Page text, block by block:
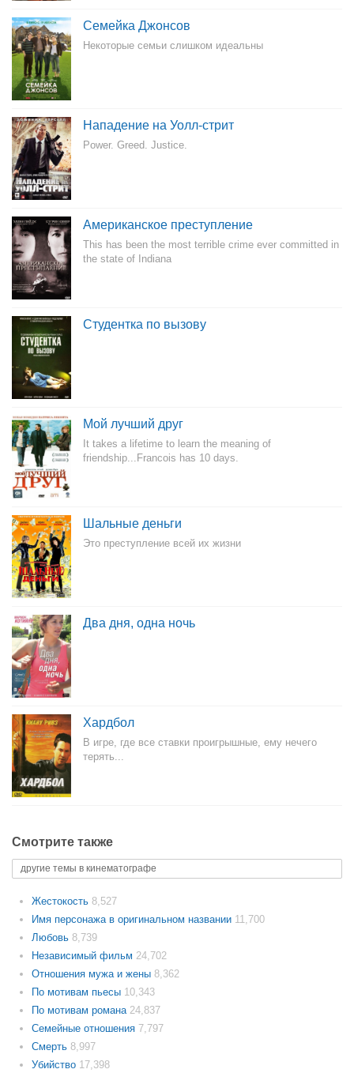
Семейка Джонсов
Некоторые семьи слишком идеальны
Нападение на Уолл-стрит
Power. Greed. Justice.
Американское преступление
This has been the most terrible crime ever committed in
the state of Indiana
Студентка по вызову
Мой лучший друг
It takes a lifetime to learn the meaning of
friendship...Francois has 10 days.
Шальные деньги
Это преступление всей их жизни
Два дня, одна ночь
Хардбол
В игре, где все ставки проигрышные, ему нечего
терять...
Смотрите также
другие темы в кинематографе
Жестокость 8,527
Имя персонажа в оригинальном названии 11,700
Любовь 8,739
Независимый фильм 24,702
Отношения мужа и жены 8,362
По мотивам пьесы 10,343
По мотивам романа 24,837
Семейные отношения 7,797
Смерть 8,997
Убийство 17,398